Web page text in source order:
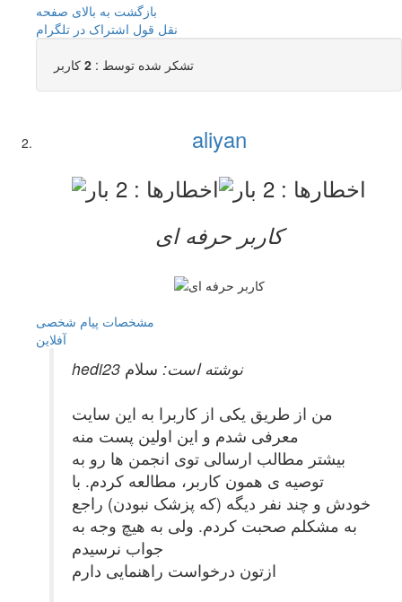
بازگشت به بالای صفحه
نقل قول اشتراک در تلگرام
تشکر شده توسط : 2 کاربر
aliyan
کاربر حرفه ای
مشخصات پیام شخصی
آفلاين
hedi23 نوشته است: سلام
من از طریق یکی از کاربرا به این سایت
معرفی شدم و این اولین پست منه
بیشتر مطالب ارسالی توی انجمن ها رو به
توصیه ی همون کاربر، مطالعه کردم. با
خودش و چند نفر دیگه (که پزشک نبودن) راجع
به مشکلم صحبت کردم. ولی به هیچ وجه به
جواب نرسیدم
ازتون درخواست راهنمایی دارم